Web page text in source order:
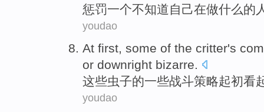
惩罚一个不知道 自己在做什么的
youdao
At first some of the critter's
or downright bizarre
这些虫子的一些战斗策略起初看
youdao